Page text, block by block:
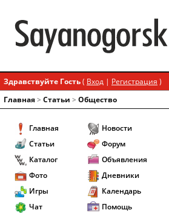
Здравствуйте Гость( Вход | Регистрация )
Главная> Статьи > Общество
Главная
Статьи
Каталог
Фото
Игры
Чат
Новости
Форум
Объявления
Дневники
Календарь
Помощь